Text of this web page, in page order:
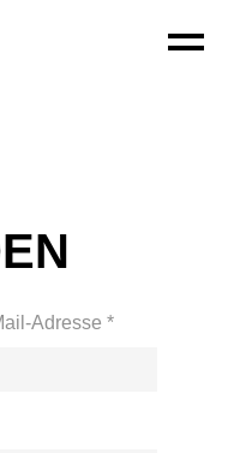
Adresse *Erforderlich